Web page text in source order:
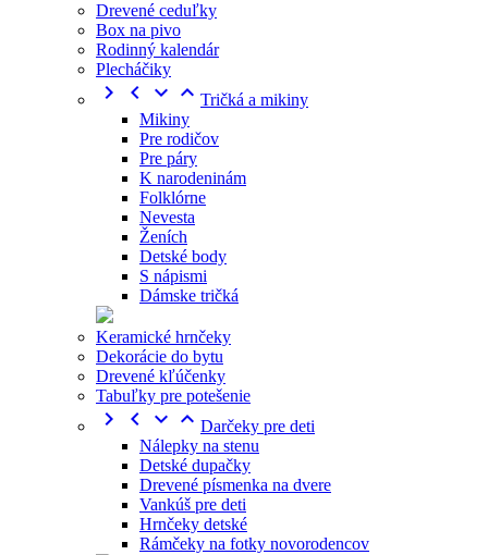
Drevené ceduľky
Box na pivo
Rodinný kalendár
Plecháčiky
    Tričká a mikiny
Mikiny
Pre rodičov
Pre páry
K narodeninám
Folklórne
Nevesta
Ženích
Detské body
S nápismi
Dámske tričká
Keramické hrnčeky
Dekorácie do bytu
Drevené kľúčenky
Tabuľky pre potešenie
    Darčeky pre deti
Nálepky na stenu
Detské dupačky
Drevené písmenka na dvere
Vankúš pre deti
Hrnčeky detské
Rámčeky na fotky novorodencov